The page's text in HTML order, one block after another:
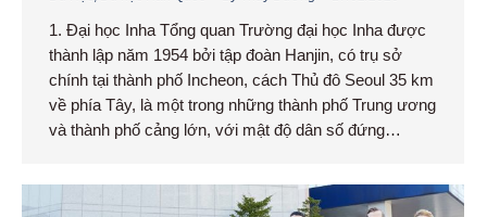
1. Đại học Inha Tổng quan Trường đại học Inha được
thành lập năm 1954 bởi tập đoàn Hanjin, có trụ sở
chính tại thành phố Incheon, cách Thủ đô Seoul 35 km
về phía Tây, là một trong những thành phố Trung ương
và thành phố cảng lớn, với mật độ dân số đứng…